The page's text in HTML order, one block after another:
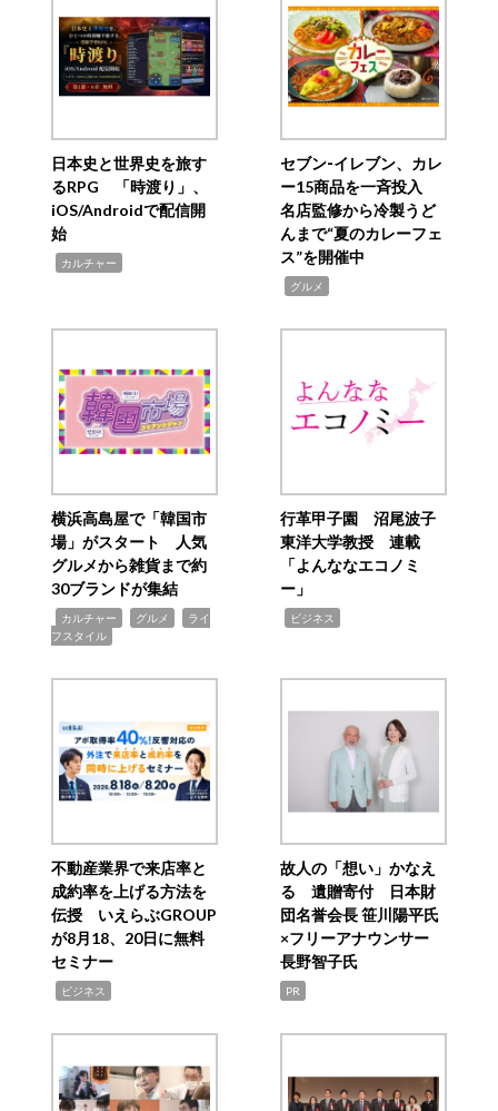
日本史と世界史を旅す
るRPG 「時渡り」、
iOS/Androidで配信開
始
カルチャー
セブン‐イレブン、カレ
ー15商品を一斉投入
名店監修から冷製うど
んまで“夏のカレーフェ
ス”を開催中
グルメ
横浜高島屋で「韓国市
場」がスタート 人気
グルメから雑貨まで約
30ブランドが集結
カルチャー グルメ
ライ
フスタイル
行革甲子園 沼尾波子
東洋大学教授 連載
「よんななエコノミ
ー」
ビジネス
不動産業界で来店率と
成約率を上げる方法を
伝授 いえらぶGROUP
が8月18、20日に無料
セミナー
ビジネス
故人の「想い」かなえ
る 遺贈寄付 日本財
団名誉会長 笹川陽平氏
×フリーアナウンサー
長野智子氏
PR